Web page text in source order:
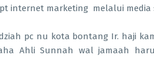
internet marketing melalui media
pc nu kota bontang Ir. haji
Ahli Sunnah wal jamaah